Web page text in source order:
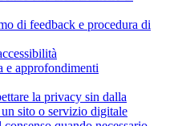
di feedback e procedura di
e approfondimenti
la privacy sin dalla
sito o servizio digitale